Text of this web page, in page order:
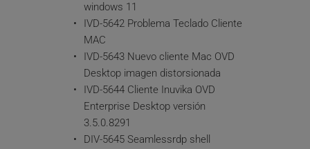
windows 11
IVD-5642 Problema Teclado Cliente
MAC
IVD-5643 Nuevo cliente Mac OVD
Desktop imagen distorsionada
IVD-5644 Cliente Inuvika OVD
Enterprise Desktop versión
3.5.0.8291
DIV-5645 Seamlessrdp shell